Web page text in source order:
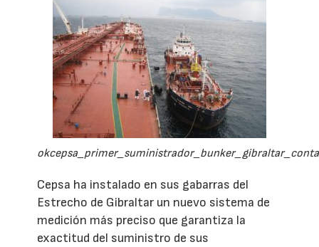
Cepsa ha instalado en sus gabarras del
Estrecho de Gibraltar un nuevo sistema de
medición más preciso que garantiza la
exactitud del suministro de sus